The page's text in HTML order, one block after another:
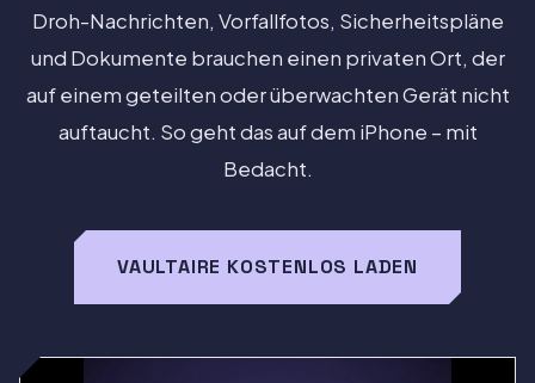
Droh-Nachrichten, Vorfallfotos, Sicherheitspläne
und Dokumente brauchen einen privaten Ort, der
auf einem geteilten oder überwachten Gerät nicht
auftaucht. So geht das auf dem iPhone – mit
Bedacht.
VAULTAIRE KOSTENLOS LADEN